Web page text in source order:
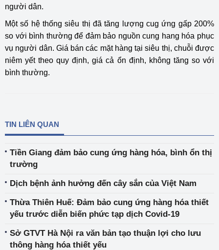
người dân.
Một số hệ thống siêu thị đã tăng lượng cug ứng gấp 200%
so với bình thường để đảm bảo nguồn cung hang hóa phục
vụ người dân. Giá bán các mặt hàng tại siêu thị, chuỗi được
niêm yết theo quy định, giá cả ổn định, không tăng so với
bình thường.
TIN LIÊN QUAN
Tiền Giang đảm bảo cung ứng hàng hóa, bình ổn thị
trường
Dịch bệnh ảnh hưởng đến cây sắn của Việt Nam
Thừa Thiên Huế: Đảm bảo cung ứng hàng hóa thiết
yếu trước diễn biến phức tạp dịch Covid-19
Sở GTVT Hà Nội ra văn bản tạo thuận lợi cho lưu
thông hàng hóa thiết yếu